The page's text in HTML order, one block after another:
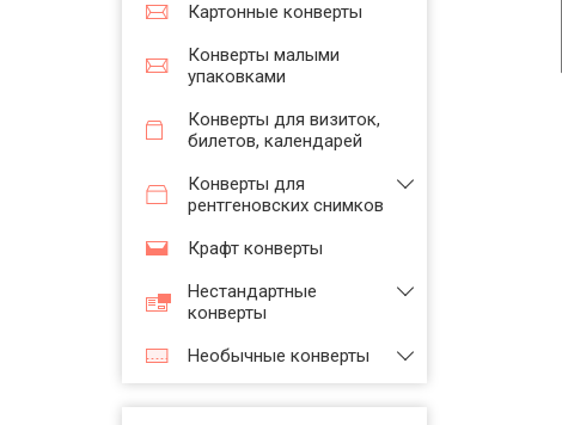
Картонные конверты
Конверты малыми
упаковками
Конверты для визиток,
билетов, календарей
Конверты для
рентгеновских снимков
Крафт конверты
Нестандартные
конверты
Необычные конверты